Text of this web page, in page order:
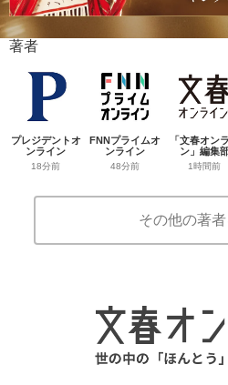
著者
プレジデントオ
ンライン
18分前
FNNプライムオ
ンライン
48分前
「文春オン
ン」編集
1時間前
その他の著